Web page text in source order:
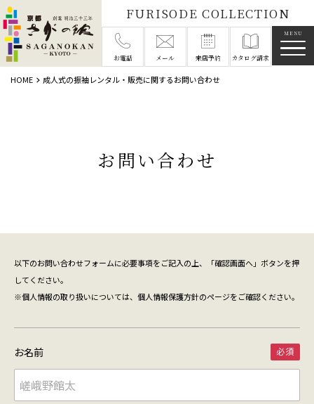
FURISODE COLLECTION
お電話 メール 来店予約 カタログ請求
HOME 成人式の振袖レンタル・販売に関するお問い合わせ
お問い合わせ
以下のお問い合わせフォームに必要事項をご記入の上、「確認画面へ」ボタンを押
してください。
※個人情報の取り扱いについては、 個人情報保護方針のページをご確認ください。
お名前
メニ